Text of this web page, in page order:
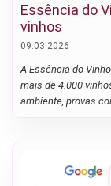
Essência do
vinhos
09.03.2026
A Essência do
mais de 4.000
ambiente, provas